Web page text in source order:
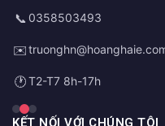
📞 0358503493
✉️
🕐T2-T7 8h-17h
KẾT NỐI VỚI CHÚNG TÔI